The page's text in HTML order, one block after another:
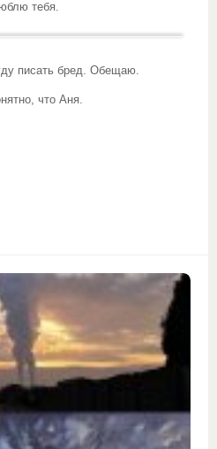
тебя.
писать бред. Обещаю.
что Аня.